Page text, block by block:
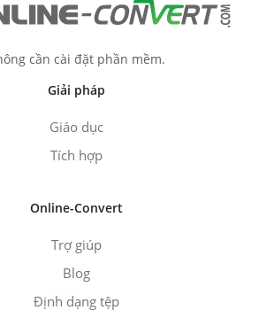
cần cài đặt phần mềm.
Giải pháp
Giáo dục
Tích hợp
Online-Convert
Trợ giúp
Blog
Định dạng tệp